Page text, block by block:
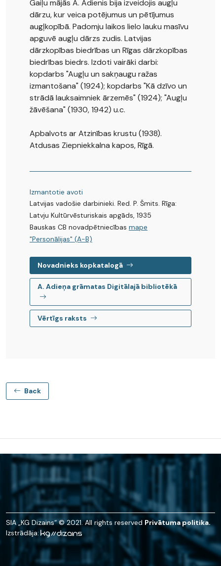
Gaiļu mājās A. Adienis bija izveidojis augļu
dārzu, kur veica potējumus un pētījumus
augļkopībā. Padomju laikos lielo lauku masīvu
apguvē augļu dārzs zudis. Latvijas
dārzkopības biedrības un Rīgas dārzkopības
biedrības biedrs. Izdoti vairāki darbi:
kopdarbs "Augļu un sakņaugu ražas
izmantošana" (1924); kopdarbs "Kā dzīvo un
strādā lauksaimniek ārzemēs" (1924); "Augļu
žāvēšana" (1930, 1942) u.c.
Apbalvots ar Atzinības krustu (1938).
Atdusas Ziepniekkalna kapos, Rīgā.
Izmantotie avoti
Latvijas vadošie darbinieki. Red. P. Šmits. Rīga:
Latvju Kultūrvēsturiskais apgāds, 1935
Bauskas CB novadpētniecības mape
"Personālijas" (A-B)
Novadnieks kopkatalogā
A. Adieņa grāmatas Digitālajā bibliotēkā
Vērtīgs raksts
Back
SIA „KG Dizains“ © 2021. All rights reserved Privātuma politika.
Izstrādāja: